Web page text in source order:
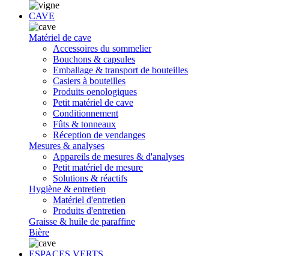
CAVE
Matériel de cave
Accessoires du sommelier
Bouchons & capsules
Emballage & transport de bouteilles
Casiers à bouteilles
Produits oenologiques
Petit matériel de cave
Conditionnement
Fûts & tonneaux
Réception de vendanges
Mesures & analyses
Appareils de mesures & d'analyses
Petit matériel de mesure
Solutions & réactifs
Hygiène & entretien
Matériel d'entretien
Produits d'entretien
Graisse & huile de paraffine
Bière
ESPACES VERTS